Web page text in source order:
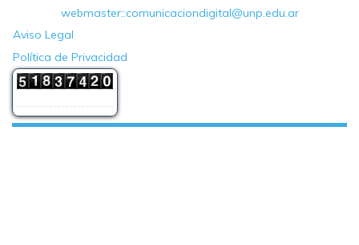
webmaster::comunicaciondigital@unp.edu.ar
Aviso Legal
Política de Privacidad